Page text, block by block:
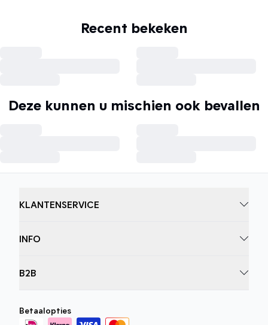
Recent bekeken
Deze kunnen u mischien ook bevallen
KLANTENSERVICE
INFO
B2B
Betaalopties